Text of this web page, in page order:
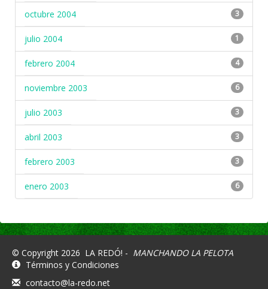
octubre 2004 3
julio 2004 1
febrero 2004 4
noviembre 2003 6
julio 2003 3
abril 2003 3
febrero 2003 3
enero 2003 6
© Copyright 2026 LA REDÓ! - MANCHANDO LA PELOTA
Términos y Condiciones
contacto@la-redo.net